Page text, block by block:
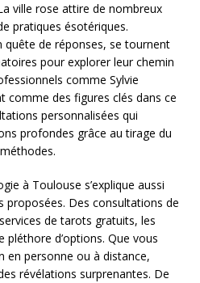
ville rose attire de nombreux
pratiques ésotériques.
quête de réponses, se tournent
pour explorer leur chemin
comme Sylvie
comme des figures clés dans ce
personnalisées qui
profondes grâce au tirage du
à Toulouse s’explique aussi
proposées. Des consultations de
de tarots gratuits, les
pléthore d’options. Que vous
en personne ou à distance,
révélations surprenantes. De